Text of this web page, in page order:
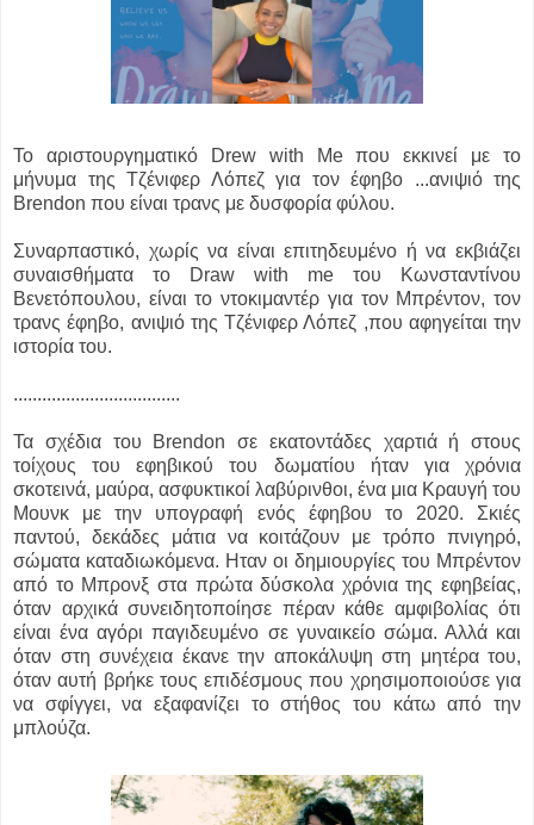
To αριστουργηματικό Drew with Me που εκκινεί με το
μήνυμα της Tζένιφερ Λόπεζ για τον έφηβο ...ανιψιό της
Brendon που είναι τρανς με δυσφορία φύλου.
Συναρπαστικό, χωρίς να είναι επιτηδευμένο ή να εκβιάζει
συναισθήματα το Draw with me του Κωνσταντίνου
Βενετόπουλου, είναι το ντοκιμαντέρ για τον Μπρέντον, τον
τρανς έφηβο, ανιψιό της Τζένιφερ Λόπεζ , που αφηγείται την
ιστορία του.
...................................
Τα σχέδια του Brendon σε εκατοντάδες χαρτιά ή στους
τοίχους του εφηβικού του δωματίου ήταν για χρόνια
σκοτεινά, μαύρα, ασφυκτικοί λαβύρινθοι, ένα μια Κραυγή του
Μουνκ με την υπογραφή ενός έφηβου το 2020. Σκιές
παντού, δεκάδες μάτια να κοιτάζουν με τρόπο πνιγηρό,
σώματα καταδιωκόμενα. Ηταν οι δημιουργίες του Μπρέντον
από το Μπρονξ στα πρώτα δύσκολα χρόνια της εφηβείας,
όταν αρχικά συνειδητοποίησε πέραν κάθε αμφιβολίας ότι
είναι ένα αγόρι παγιδευμένο σε γυναικείο σώμα. Αλλά και
όταν στη συνέχεια έκανε την αποκάλυψη στη μητέρα του,
όταν αυτή βρήκε τους επιδέσμους που χρησιμοποιούσε για
να σφίγγει, να εξαφανίζει το στήθος του κάτω από την
μπλούζα.